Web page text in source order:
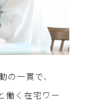
一貫で、
働く在宅ワー